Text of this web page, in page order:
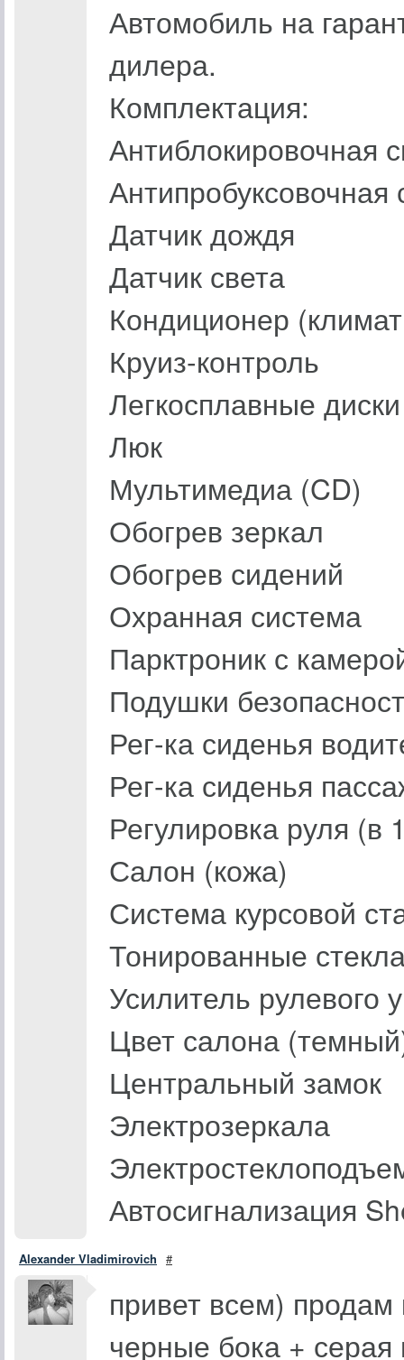
Автомобиль на
дилера.
Комплектация:
Антиблокировочная
Антипробуксовочная
Датчик дождя
Датчик света
Кондиционер
Круиз-контроль
Легкосплавные диски
Люк
Мультимедиа (CD)
Обогрев зеркал
Обогрев сидений
Охранная система
Парктроник с
Подушки
Рег-ка сиденья
Рег-ка сиденья
Регулировка руля (в
Салон (кожа)
Система курсовой
Тонированные
Усилитель рулевого
Цвет салона
Центральный замок
Электрозеркала
Автосигнализация
Alexander Vladimirovich #
привет всем) продам
черные бока + серая